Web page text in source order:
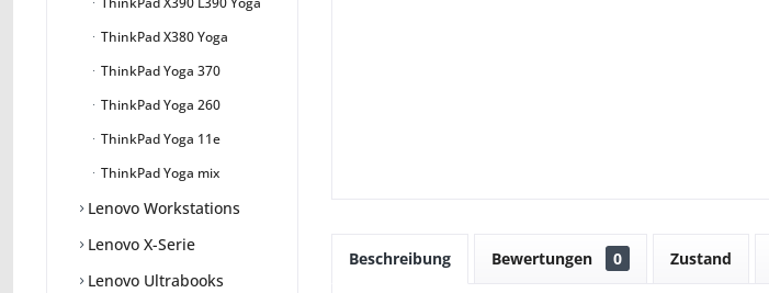
ThinkPad X380 Yoga
ThinkPad Yoga 370
ThinkPad Yoga 260
ThinkPad Yoga 11e
ThinkPad Yoga mix
Lenovo Workstations
Lenovo X-Serie
Lenovo Ultrabooks
Beschreibung Bewertungen 0 Zustand